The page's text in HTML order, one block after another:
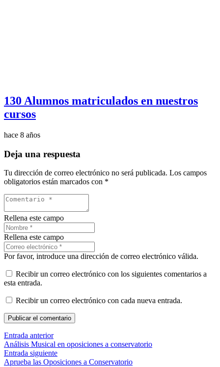
130 Alumnos matriculados en nuestros
cursos
hace 8 años
Deja una respuesta
Tu dirección de correo electrónico no será publicada. Los campos
obligatorios están marcados con *
Rellena este campo
Rellena este campo
Por favor, introduce una dirección de correo electrónico válida.
Recibir un correo electrónico con los siguientes comentarios a
esta entrada.
Recibir un correo electrónico con cada nueva entrada.
Publicar el comentario
Entrada anterior
Análisis Musical en oposiciones a conservatorio
Entrada siguiente
Aprueba las Oposiciones a Conservatorio